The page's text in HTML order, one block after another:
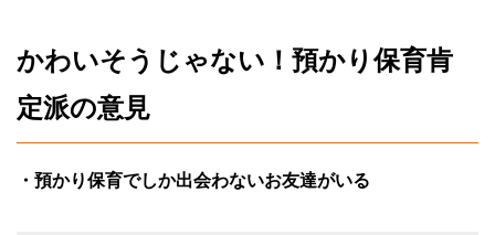
かわいそうじゃない！預かり保育肯
定派の意見
・預かり保育でしか出会わないお友達がいる